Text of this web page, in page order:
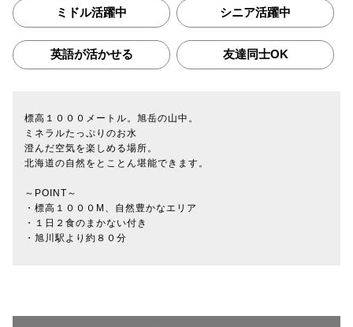
ミドル活躍中 シニア活躍中
英語が活かせる 友達同士OK
標高１０００メートル。旭岳の山中。
ミネラルたっぷりのお水
澄んだ空気を楽しめる場所。
北海道の自然をとことん堪能できます。
～POINT～
・標高１０００M、自然豊かなエリア
・１日２食のまかない付き
・旭川駅より約８０分